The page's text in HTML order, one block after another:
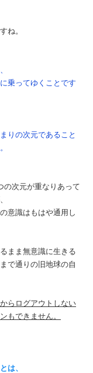
ね。
乗ってゆくことです
りの次元であること
の次元が重なりあって
意識はもはや通用し
まま無意識に生きる
で通りの旧地球の自
からログアウトしない
もできません。
は、